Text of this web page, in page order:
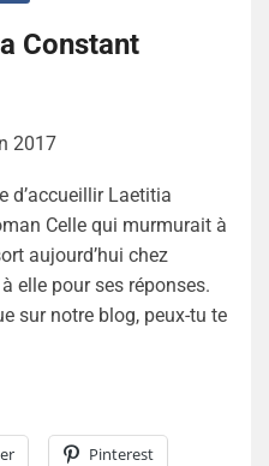
Constant
2017
d’accueillir Laetitia
Celle qui murmurait à
aujourd’hui chez
elle pour ses réponses.
sur notre blog, peux-tu te
Pinterest